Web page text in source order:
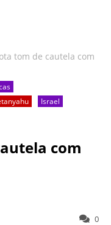
tom de cautela com
Israel
com
0